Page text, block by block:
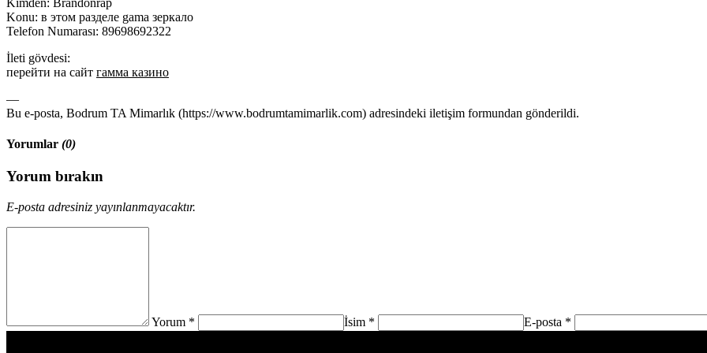
Konu: в этом разделе gama зеркало
Telefon Numarası: 89698692322
İleti gövdesi:
перейти на сайт гамма казино
—
Bu e-posta, Bodrum TA Mimarlık (https://www.bodrumtamimarlik.com) adresindeki iletişim formundan gönderildi.
Yorumlar (0)
Yorum bırakın
E-posta adresiniz yayınlanmayacaktır.
Yorum * İsim * E-posta *